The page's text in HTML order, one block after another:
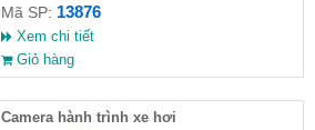
Mã SP: 13876
Xem chi tiết
Giỏ hàng
Camera hành trình xe hơi